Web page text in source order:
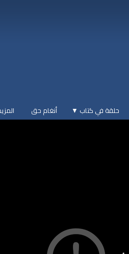
حلقة في كتاب ▼ أنغام حق